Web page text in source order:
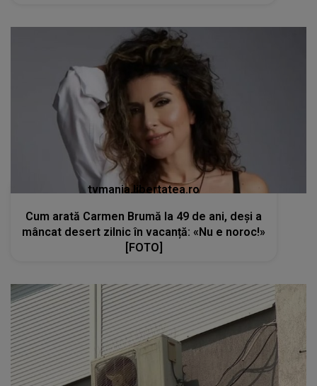
tvmania.libertatea.ro
Cum arată Carmen Brumă la 49 de ani, deși a
mâncat desert zilnic în vacanță: «Nu e noroc!»
[FOTO]